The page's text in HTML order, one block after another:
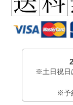
※土日祝日
※予